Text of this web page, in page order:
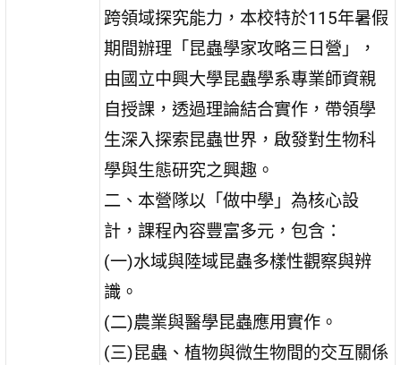
跨領域探究能力，本校特於115年暑假
期間辦理「昆蟲學家攻略三日營」，
由國立中興大學昆蟲學系專業師資親
自授課，透過理論結合實作，帶領學
生深入探索昆蟲世界，啟發對生物科
學與生態研究之興趣。
二、本營隊以「做中學」為核心設
計，課程內容豐富多元，包含：
(一)水域與陸域昆蟲多樣性觀察與辨
識。
(二)農業與醫學昆蟲應用實作。
(三)昆蟲、植物與微生物間的交互關係